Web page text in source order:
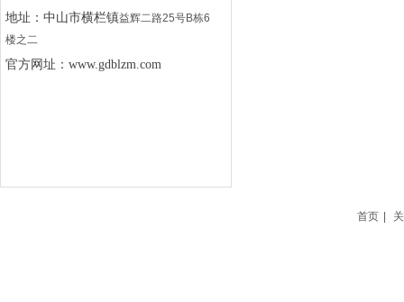
地址：中山市横栏镇益辉二路25号B栋6
楼之二
官方网址：www.gdblzm.com
首页